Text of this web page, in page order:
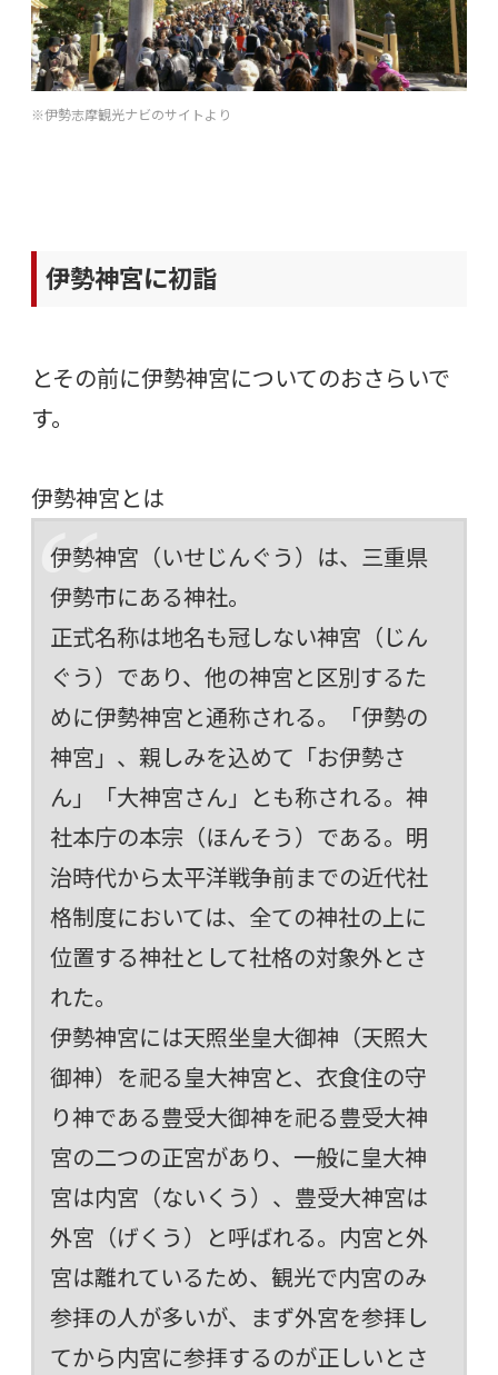
※伊勢志摩観光ナビのサイトより
伊勢神宮に初詣
とその前に伊勢神宮についてのおさらいで
す。
伊勢神宮とは
伊勢神宮（いせじんぐう）は、三重県
伊勢市にある神社。
正式名称は地名も冠しない神宮（じん
ぐう）であり、他の神宮と区別するた
めに伊勢神宮と通称される。「伊勢の
神宮」、親しみを込めて「お伊勢さ
ん」「大神宮さん」とも称される。神
社本庁の本宗（ほんそう）である。明
治時代から太平洋戦争前までの近代社
格制度においては、全ての神社の上に
位置する神社として社格の対象外とさ
れた。
伊勢神宮には天照坐皇大御神（天照大
御神）を祀る皇大神宮と、衣食住の守
り神である豊受大御神を祀る豊受大神
宮の二つの正宮があり、一般に皇大神
宮は内宮（ないくう）、豊受大神宮は
外宮（げくう）と呼ばれる。内宮と外
宮は離れているため、観光で内宮のみ
参拝の人が多いが、まず外宮を参拝し
てから内宮に参拝するのが正しいとさ